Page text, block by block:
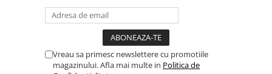
Vreau sa primesc newslettere cu promotiile
magazinului. Afla mai multe in Politica de